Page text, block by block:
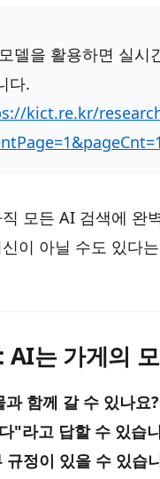
델을 활용하면 실
다.
kict.re.kr/
모든 AI 검색에 완
이 아닐 수도 있다
AI는 가게의
과 함께 갈 수 있나
"라고 답할 수 있습
규정이 있을 수 있습